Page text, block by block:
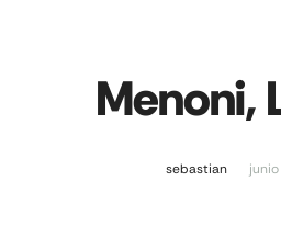
Menoni,
sebastian